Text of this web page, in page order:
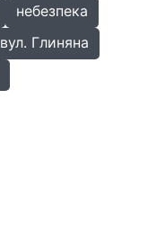
небезпека
вул. Глиняна